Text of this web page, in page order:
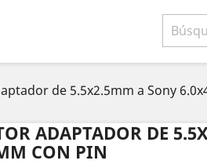
de 5.5x2.5mm a Sony
ADAPTADOR DE
CON PIN